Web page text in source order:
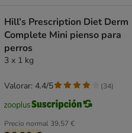
Hill’s Prescription Diet Derm
Complete Mini pienso para
perros
3 x 1 kg
Precio normal 39,57 €
Valorar: 4.4/5 (34)